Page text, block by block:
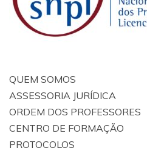
QUEM SOMOS
ASSESSORIA JURÍDICA
ORDEM DOS PROFESSORES
CENTRO DE FORMAÇÃO
PROTOCOLOS